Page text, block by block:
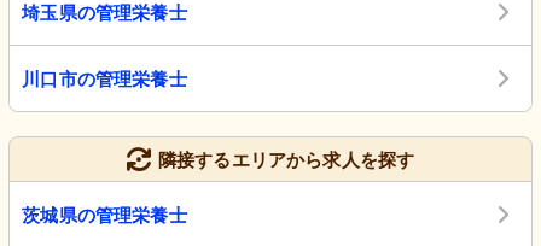
埼玉県の管理栄養士
川口市の管理栄養士
隣接するエリアから求人を探す
茨城県の管理栄養士